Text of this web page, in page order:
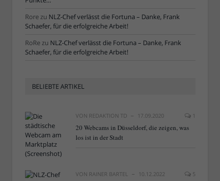
Rorezu NLZ-Chef verlässt die Fortuna – Danke, Frank
Schaefer, für die erfolgreiche Arbeit!
RoRezu NLZ-Chef verlässt die Fortuna – Danke, Frank
Schaefer, für die erfolgreiche Arbeit!
BELIEBTE ARTIKEL
VON REDAKTION TD 17.09.2020 1
20 Webcams in Düsseldorf, die zeigen, was
los ist in der Stadt
VON RAINER BARTEL 10.12.2022 5